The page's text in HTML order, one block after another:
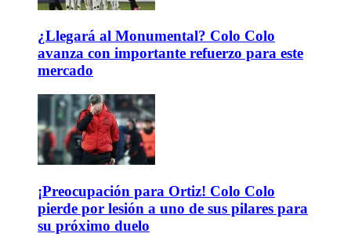
¿Llegará al Monumental? Colo Colo
avanza con importante refuerzo para este
mercado
¡Preocupación para Ortiz! Colo Colo
pierde por lesión a uno de sus pilares para
su próximo duelo